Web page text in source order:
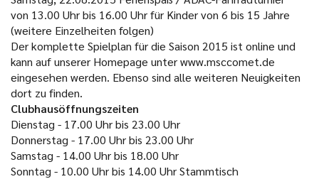
von 13.00 Uhr bis 16.00 Uhr für Kinder von 6 bis 15 Jahre
(weitere Einzelheiten folgen)
Der komplette Spielplan für die Saison 2015 ist online und
kann auf unserer Homepage unter www.msccomet.de
eingesehen werden. Ebenso sind alle weiteren Neuigkeiten
dort zu finden.
Clubhausöffnungszeiten
Dienstag - 17.00 Uhr bis 23.00 Uhr
Donnerstag - 17.00 Uhr bis 23.00 Uhr
Samstag - 14.00 Uhr bis 18.00 Uhr
Sonntag - 10.00 Uhr bis 14.00 Uhr Stammtisch